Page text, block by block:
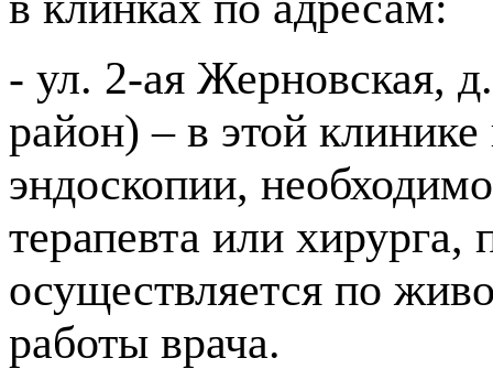
- ул. 2-ая Жерновская,
район) – в этой
эндоскопии,
терапевта или хирурга,
осуществляется по
работы врача.